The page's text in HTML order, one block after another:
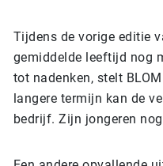
Tijdens de vorige editie
gemiddelde leeftijd nog
tot nadenken, stelt
langere termijn kan de
bedrijf. Zijn jongeren